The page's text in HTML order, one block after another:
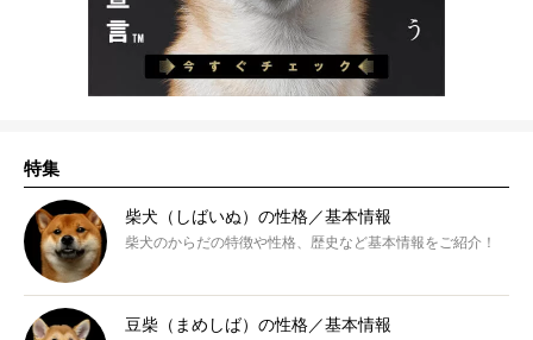
特集
柴犬（しばいぬ）の性格／基本情報
柴犬のからだの特徴や性格、歴史など基本情報をご紹介！
豆柴（まめしば）の性格／基本情報